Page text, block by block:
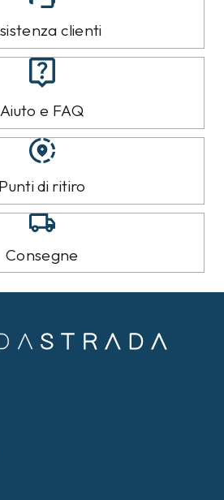
clienti
Aiuto e FAQ
Punti di ritiro
Consegne